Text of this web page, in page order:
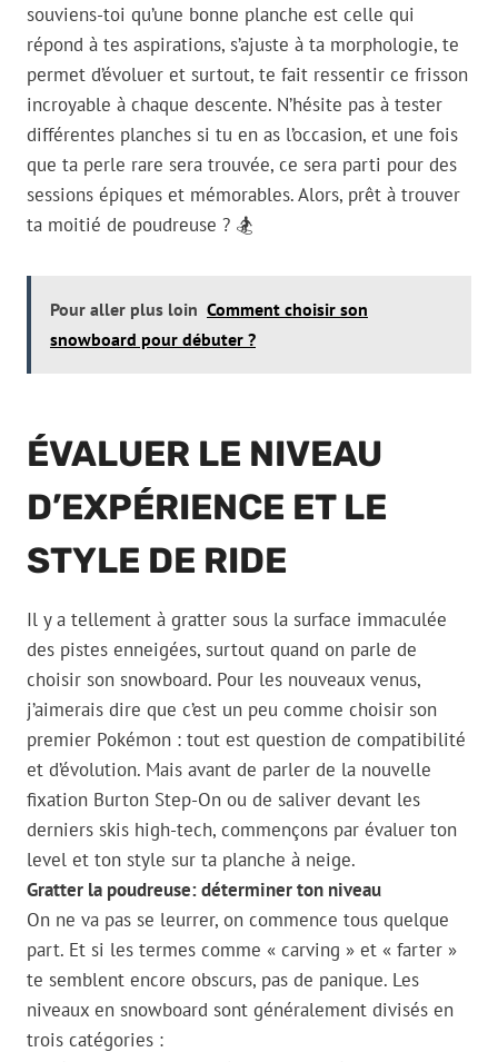
souviens-toi qu’une bonne planche est celle qui
répond à tes aspirations, s’ajuste à ta morphologie, te
permet d’évoluer et surtout, te fait ressentir ce frisson
incroyable à chaque descente. N’hésite pas à tester
différentes planches si tu en as l’occasion, et une fois
que ta perle rare sera trouvée, ce sera parti pour des
sessions épiques et mémorables. Alors, prêt à trouver
ta moitié de poudreuse ? 🏂
Pour aller plus loin Comment choisir son
snowboard pour débuter ?
ÉVALUER LE NIVEAU
D’EXPÉRIENCE ET LE
STYLE DE RIDE
Il y a tellement à gratter sous la surface immaculée
des pistes enneigées, surtout quand on parle de
choisir son snowboard. Pour les nouveaux venus,
j’aimerais dire que c’est un peu comme choisir son
premier Pokémon : tout est question de compatibilité
et d’évolution. Mais avant de parler de la nouvelle
fixation Burton Step-On ou de saliver devant les
derniers skis high-tech, commençons par évaluer ton
level et ton style sur ta planche à neige.
Gratter la poudreuse: déterminer ton niveau
On ne va pas se leurrer, on commence tous quelque
part. Et si les termes comme « carving » et « farter »
te semblent encore obscurs, pas de panique. Les
niveaux en snowboard sont généralement divisés en
trois catégories :